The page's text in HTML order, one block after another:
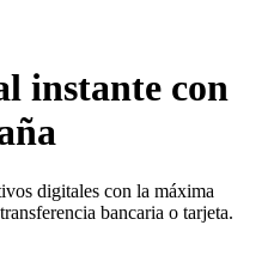
instante con
digitales con la máxima
bancaria o tarjeta.